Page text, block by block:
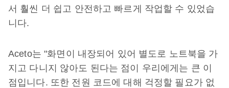
서 훨씬 더 쉽고 안전하고 빠르게 작업할 수 있었습
니다.
Aceto는 "화면이 내장되어 있어 별도로 노트북을 가
지고 다니지 않아도 된다는 점이 우리에게는 큰 이
점입니다. 또한 전원 코드에 대해 걱정할 필요가 없